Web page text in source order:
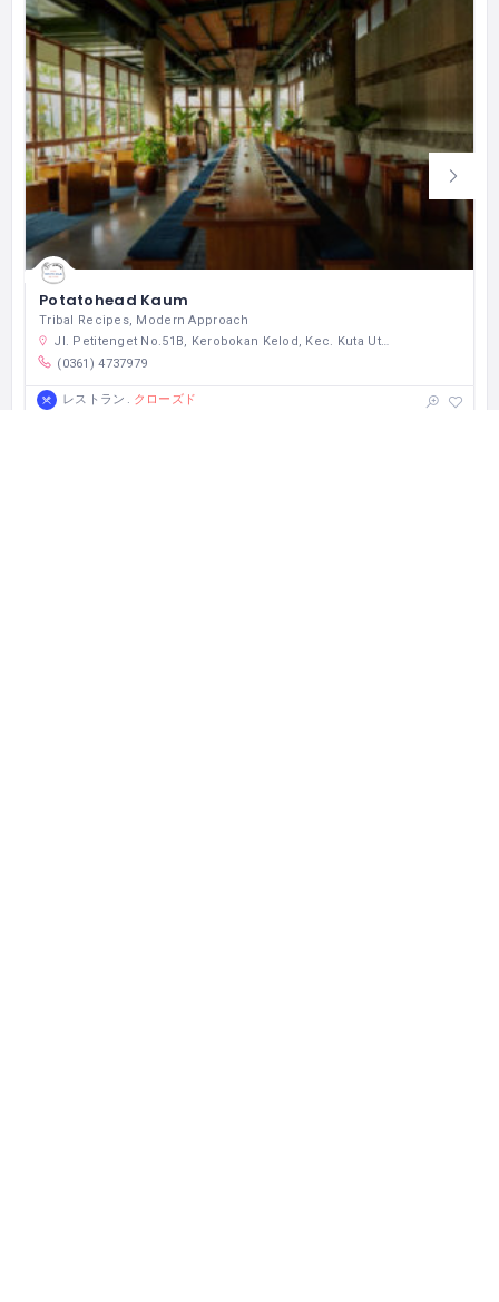
Potatohead Kaum
Tribal Recipes, Modern Approach
Jl. Petitenget No.51B, Kerobokan Kelod, Kec. Kuta Utara, Kabupaten Badung, Bali 80361 インドネシア
(0361) 4737979
レストラン クローズド